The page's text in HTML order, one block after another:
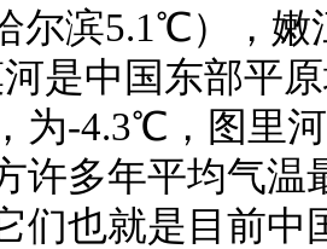
尔滨5.1℃），嫩
是中国东部平
为-4.3℃，图里
许多年平均气温
们也就是目前中